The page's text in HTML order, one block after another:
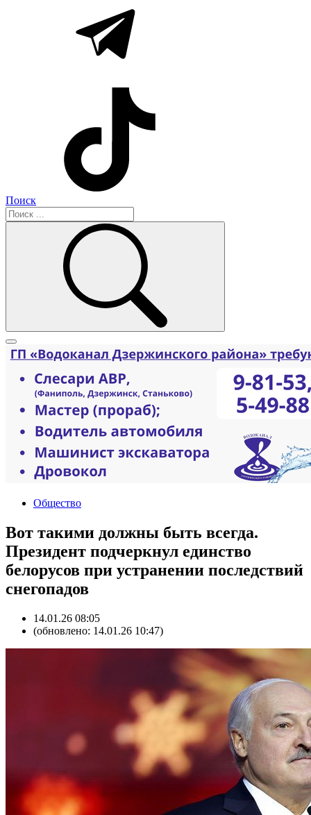
Поиск
Общество
Вот такими должны быть всегда.
Президент подчеркнул единство
белорусов при устранении последствий
снегопадов
14.01.26 08:05
(обновлено: 14.01.26 10:47)